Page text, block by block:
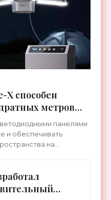
X способен
метров
панелями
и обеспечивать
на